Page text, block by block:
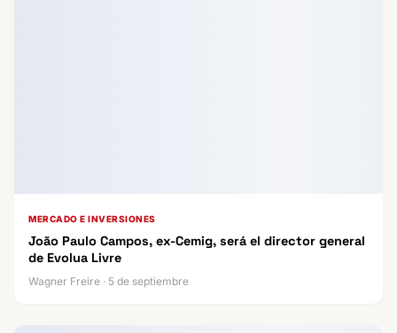
MERCADO E INVERSIONES
João Paulo Campos, ex-Cemig, será el director general
de Evolua Livre
Wagner Freire · 5 de septiembre